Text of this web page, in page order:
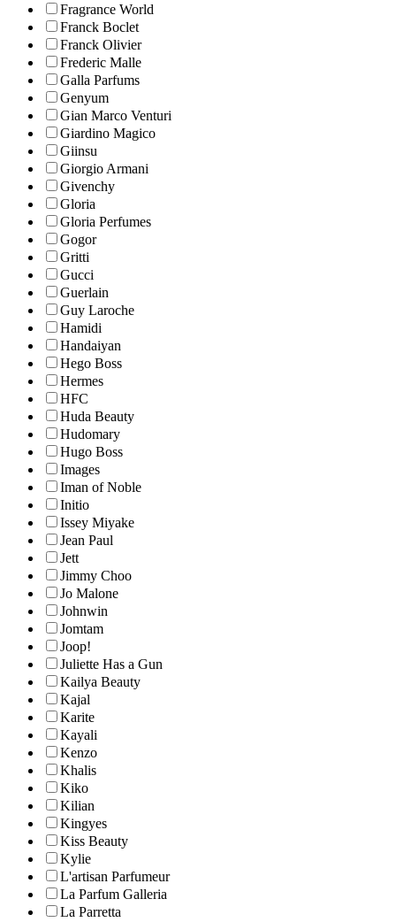
Fragrance World
Franck Boclet
Franck Olivier
Frederic Malle
Galla Parfums
Genyum
Gian Marco Venturi
Giardino Magico
Giinsu
Giorgio Armani
Givenchy
Gloria
Gloria Perfumes
Gogor
Gritti
Gucci
Guerlain
Guy Laroche
Hamidi
Handaiyan
Hego Boss
Hermes
HFC
Huda Beauty
Hudomary
Hugo Boss
Images
Iman of Noble
Initio
Issey Miyake
Jean Paul
Jett
Jimmy Choo
Jo Malone
Johnwin
Jomtam
Joop!
Juliette Has a Gun
Kailya Beauty
Kajal
Karite
Kayali
Kenzo
Khalis
Kiko
Kilian
Kingyes
Kiss Beauty
Kylie
L'artisan Parfumeur
La Parfum Galleria
La Parretta